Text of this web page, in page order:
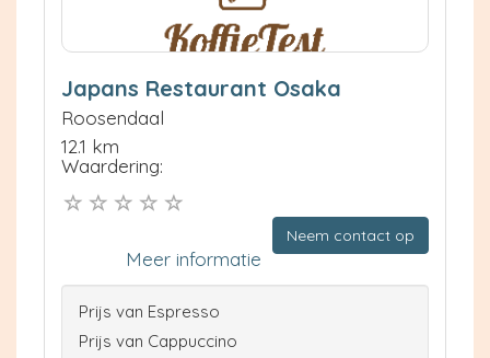
Japans Restaurant Osaka
Roosendaal
12.1 km
Waardering:
Neem contact op
Meer informatie
Prijs van Espresso
Prijs van Cappuccino